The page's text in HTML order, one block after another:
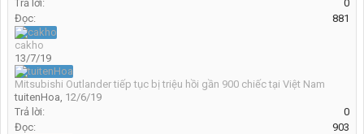
Trả lời:
0
Đọc:
881
cakho
13/7/19
Mitsubishi Outlander tiếp tục bị triệu hồi gần 900 chiếc tại Việt Nam
tuitenHoa, 12/6/19
Trả lời:
0
Đọc:
903